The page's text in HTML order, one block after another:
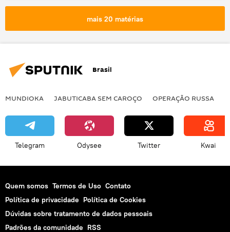
mais 20 matérias
Brasil
MUNDIOKA JABUTICABA SEM CAROÇO OPERAÇÃO RUSSA
Telegram Odysee Twitter Kwai
Quem somos Termos de Uso Contato
Política de privacidade Política de Cookies
Dúvidas sobre tratamento de dados pessoais
Padrões da comunidade RSS